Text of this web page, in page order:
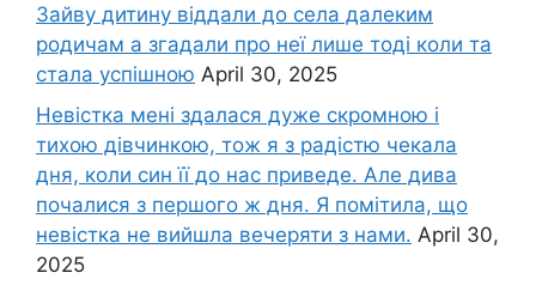
Зайву дитину віддали до села далеким
родичам а згадали про неї лише тоді коли та
стала успішною April 30, 2025
Невістка мені здалася дуже скромною і
тихою дівчинкою, тож я з радістю чекала
дня, коли син її до нас приведе. Але дива
почалися з першого ж дня. Я помітила, що
невістка не вийшла вечеряти з нами. April 30,
2025